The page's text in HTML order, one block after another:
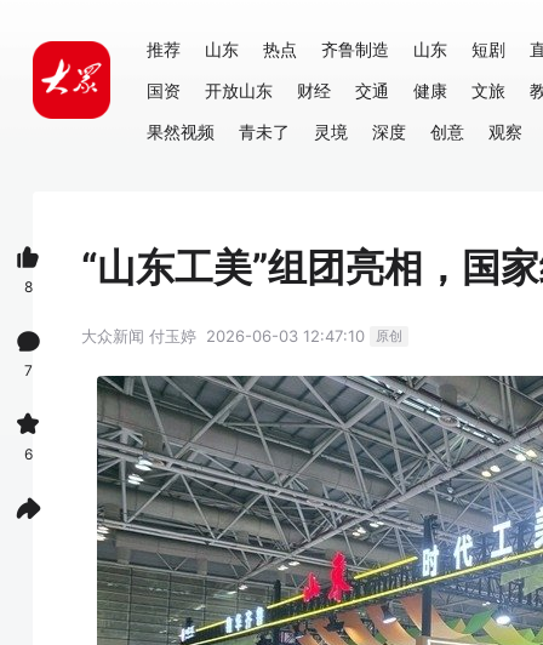
推荐 山东 热点 齐鲁制造 山东 短剧
国资
开放山东 财经 交通 健康 文旅
果然视频
青未了 灵境 深度 创意 观察
“山东工美”组团亮相，国
大众新闻 付玉婷 2026-06-03 12:47:10 原创
8
7
6